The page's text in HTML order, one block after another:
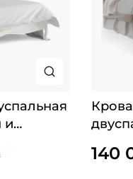
и
140